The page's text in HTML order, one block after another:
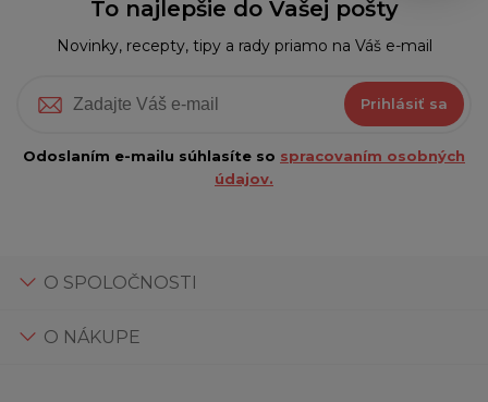
To najlepšie do Vašej pošty
Novinky, recepty, tipy a rady priamo na Váš e-mail
Prihlásiť sa
Odoslaním e-mailu súhlasíte so spracovaním osobných
údajov.
O SPOLOČNOSTI
O NÁKUPE